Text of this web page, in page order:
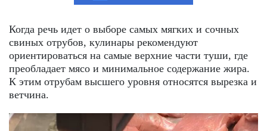
Когда речь идет о выборе самых мягких и сочных
свиных отрубов, кулинары рекомендуют
ориентироваться на самые верхние части туши, где
преобладает мясо и минимальное содержание жира.
К этим отрубам высшего уровня относятся вырезка и
ветчина.